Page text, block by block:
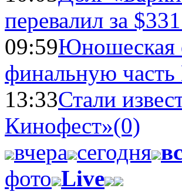
перевалил за
09:59Юношеская
финальную
13:33Стали
Кинофест»(0)
вчера сегодня
фото Live